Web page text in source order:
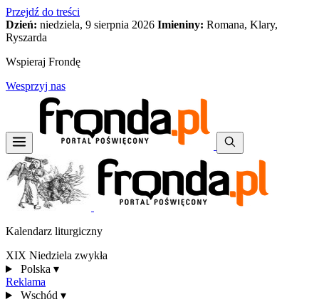
Przejdź do treści
Dzień: niedziela, 9 sierpnia 2026 Imieniny: Romana, Klary,
Ryszarda
Wspieraj Frondę
Wesprzyj nas
Kalendarz liturgiczny
XIX Niedziela zwykła
Polska ▾
Reklama
Wschód ▾